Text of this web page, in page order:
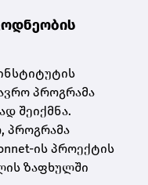
პროგრამა
შეიქმნა.
პროგრამა
ის პროექტის
ზაფხულში